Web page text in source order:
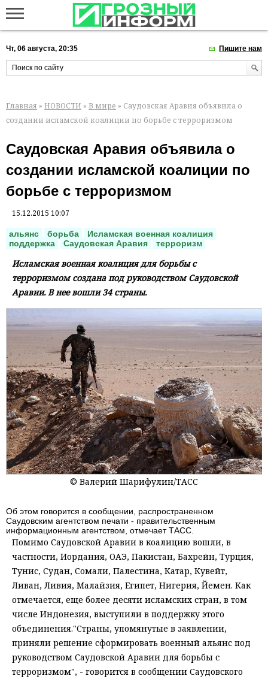
Чт, 06 августа, 20:35 Пишите нам
Главная » НОВОСТИ » В мире » Саудовская Аравия объявила о
создании исламской коалиции по борьбе с терроризмом
Саудовская Аравия объявила о
создании исламской коалиции по
борьбе с терроризмом
15.12.2015 10:07
альянс борьба
Исламская военная коалиция
поддержка
Саудовская Аравия терроризм
Исламская военная коалиция для борьбы с
терроризмом создана под руководством Саудовской
Аравии. В нее вошли 34 страны.
© Валерий Шарифулин/ТАСС
Об этом говорится в сообщении, распространенном
Саудовским агентством печати - правительственным
информационным агентством, отмечает ТАСС.
Помимо Саудовской Аравии в коалицию вошли, в
частности, Иордания, ОАЭ, Пакистан, Бахрейн, Турция,
Тунис, Судан, Сомали, Палестина, Катар, Кувейт,
Ливан, Ливия, Малайзия, Египет, Нигерия, Йемен. Как
отмечается, еще более десяти исламских стран, в том
числе Индонезия, выступили в поддержку этого
объединения."Страны, упомянутые в заявлении,
приняли решение сформировать военный альянс под
руководством Саудовской Аравии для борьбы с
терроризмом", - говорится в сообщении Саудовского